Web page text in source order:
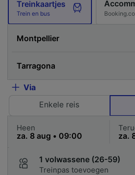
Treinkaartjes
Trein en bus
Via
Enkele reis
Heen
1 volwassene (26-59)
Treinpas toevoegen